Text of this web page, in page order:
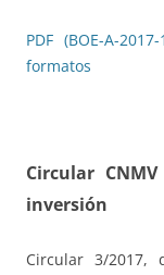
PDF (BOE-A-
formatos
Circular
inversión
Circular 3/